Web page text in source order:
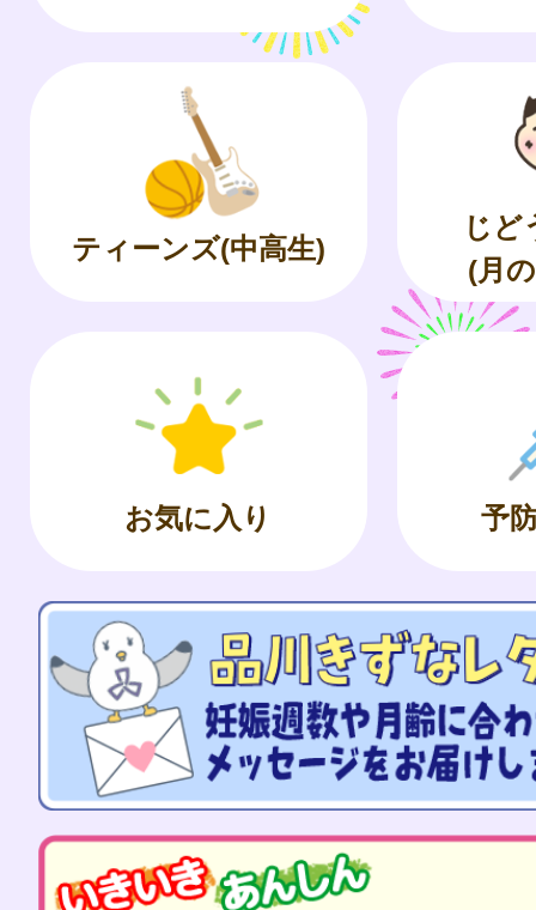
ティーンズ(中高生)
じど
(月
お気に入り 予